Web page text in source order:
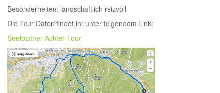
Freizeitsport & Touren
Besonderheiten: landschaftlich reizvoll
Die Tour Daten findet ihr unter folgendem Link:
Seelbacher Achter Tour